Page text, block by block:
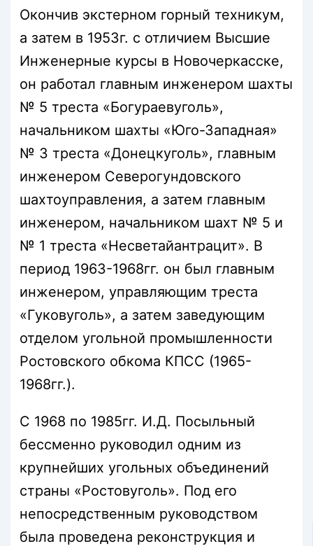
Окончив экстерном горный техникум,
а затем в 1953г. с отличием Высшие
Инженерные курсы в Новочеркасске,
он работал главным инженером шахты
№ 5 треста «Богураевуголь»,
начальником шахты «Юго-Западная»
№ 3 треста «Донецкуголь», главным
инженером Северогундовского
шахтоуправления, а затем главным
инженером, начальником шахт № 5 и
№ 1 треста «Несветайантрацит». В
период 1963-1968гг. он был главным
инженером, управляющим треста
«Гуковуголь», а затем заведующим
отделом угольной промышленности
Ростовского обкома КПСС (1965-
1968гг.).
С 1968 по 1985гг. И.Д. Посыльный
бессменно руководил одним из
крупнейших угольных объединений
страны «Ростовуголь». Под его
непосредственным руководством
была проведена реконструкция и